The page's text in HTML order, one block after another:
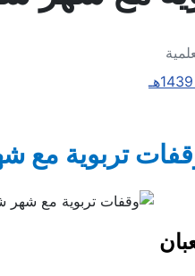
تربوية مع